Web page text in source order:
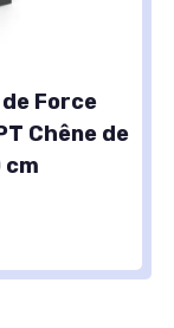
Force
Chêne de
cm